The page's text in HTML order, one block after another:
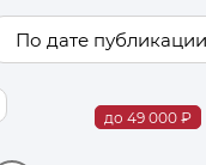
По дате
до 49 000 ₽